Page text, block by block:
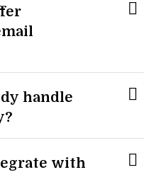
handle
with